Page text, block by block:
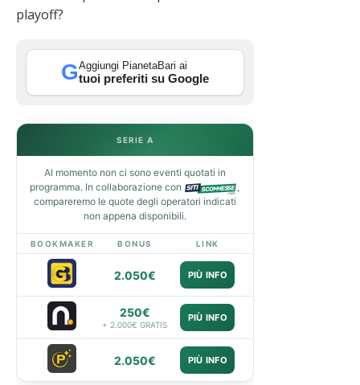
playoff?
GAggiungi PianetaBari ai
tuoi preferiti su Google
SERIE A
Al momento non ci sono eventi quotati in
programma. In collaborazione con
,
compareremo le quote degli operatori indicati
non appena disponibili.
BOOKMAKER BONUS LINK
2.050€ PIÙ INFO
250€
+ 2.000€ GRATIS
PIÙ INFO
2.050€ PIÙ INFO